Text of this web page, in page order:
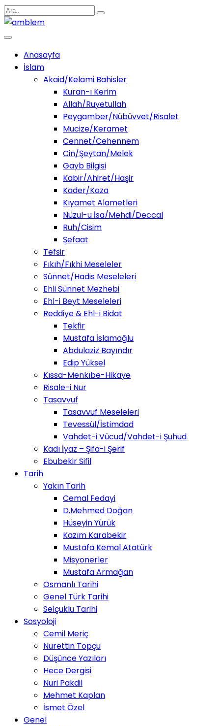
Anasayfa
İslam
Akaid/Kelami Bahisler
Kuran-ı Kerim
Allah/Ruyetullah
Peygamber/Nübüvvet/Risalet
Mucize/Keramet
Cennet/Cehennem
Cin/Şeytan/Melek
Gayb Bilgisi
Kabir/Ahiret/Haşir
Kader/Kaza
Kıyamet Alametleri
Nüzul-u İsa/Mehdi/Deccal
Ruh/Cisim
Şefaat
Tefsir
Fıkıh/Fıkhi Meseleler
Sünnet/Hadis Meseleleri
Ehli Sünnet Mezhebi
Ehl-i Beyt Meseleleri
Reddiye & Ehl-i Bidat
Tekfir
Mustafa İslamoğlu
Abdulaziz Bayındır
Edip Yüksel
Kıssa-Menkıbe-Hikaye
Risale-i Nur
Tasavvuf
Tasavvuf Meseleleri
Tevessül/İstimdad
Vahdet-i Vücud/Vahdet-i Şuhud
Kadı İyaz – Şifa-i Şerif
Ebubekir Sifil
Tarih
Yakın Tarih
Cemal Fedayi
D.Mehmed Doğan
Hüseyin Yürük
Kazım Karabekir
Mustafa Kemal Atatürk
Misyonerler
Mustafa Armağan
Osmanlı Tarihi
Genel Türk Tarihi
Selçuklu Tarihi
Sosyoloji
Cemil Meriç
Nurettin Topçu
Düşünce Yazıları
Hece Dergisi
Nuri Pakdil
Mehmet Kaplan
İsmet Özel
Genel